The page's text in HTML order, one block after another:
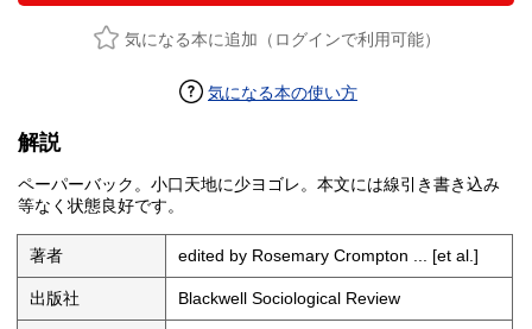
気になる本に追加（ログインで利用可能）
気になる本の使い方
解説
ペーパーバック。小口天地に少ヨゴレ。本文には線引き書き込み
等なく状態良好です。
著者 edited by Rosemary Crompton ... [et al.]
出版社 Blackwell Sociological Review